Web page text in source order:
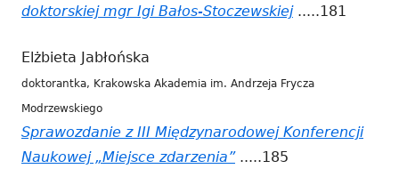
oknie
doktorskiej mgr Igi Bałos-StoczewskiejStrona
w
oknie
.....181
Elżbieta Jabłońska
doktorantka, Krakowska Akademia im. Andrzeja Frycza
Modrzewskiego
Sprawozdanie z III Międzynarodowej Konferencji
Naukowej „Miejsce zdarzenia”Strona
.....185